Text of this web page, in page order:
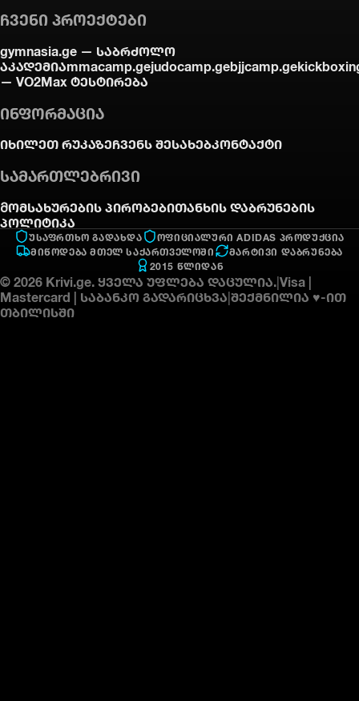
ᲩᲕᲔᲜᲘ ᲞᲠᲝᲔᲥᲢᲔᲑᲘ
gymnasia.ge — საბრძოლო
აკადემიაmmacamp.gejudocamp.gebjjcamp.ge
—VO2Max ტესტირება
ᲘᲜᲤᲝᲠᲛᲐᲪᲘᲐ
იხილეთ რუკაზეჩვენს შესახებკონტაქტი
ᲡᲐᲛᲐᲠᲗᲚᲔᲑᲠᲘᲕᲘ
Მომსახურების პირობებითანხის დაბრუნების
პოლიტიკა
ᲣᲡᲐᲤᲠᲗᲮᲝ ᲒᲐᲓᲐᲮᲓᲐ ᲝᲤᲘᲪᲘᲐᲚᲣᲠᲘ ADIDAS ᲞᲠᲝᲓᲣᲥᲪᲘᲐ
ᲛᲘᲬᲝᲓᲔᲑᲐ ᲛᲗᲔᲚ ᲡᲐᲥᲐᲠᲗᲕᲔᲚᲝᲨᲘ ᲛᲐᲠᲢᲘᲕᲘ ᲓᲐᲑᲠᲣᲜᲔᲑᲐ
2015 ᲬᲚᲘᲓᲐᲜ
©2026Krivi.ge.ყველა უფლება დაცულია.|Visa |
Mastercard | საბანკო გადარიცხვა|შექმნილია ♥-ით
თბილისში